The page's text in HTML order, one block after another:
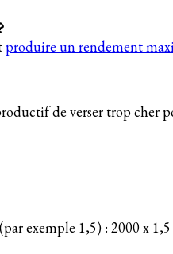
produire un rendement
de verser trop
exemple 1,5) : 2000 x 1,5